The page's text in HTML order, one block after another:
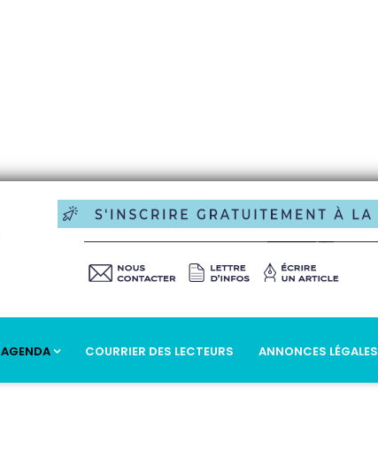
AGENDA COURRIER DES LECTEURS ANNONCES LÉGALES